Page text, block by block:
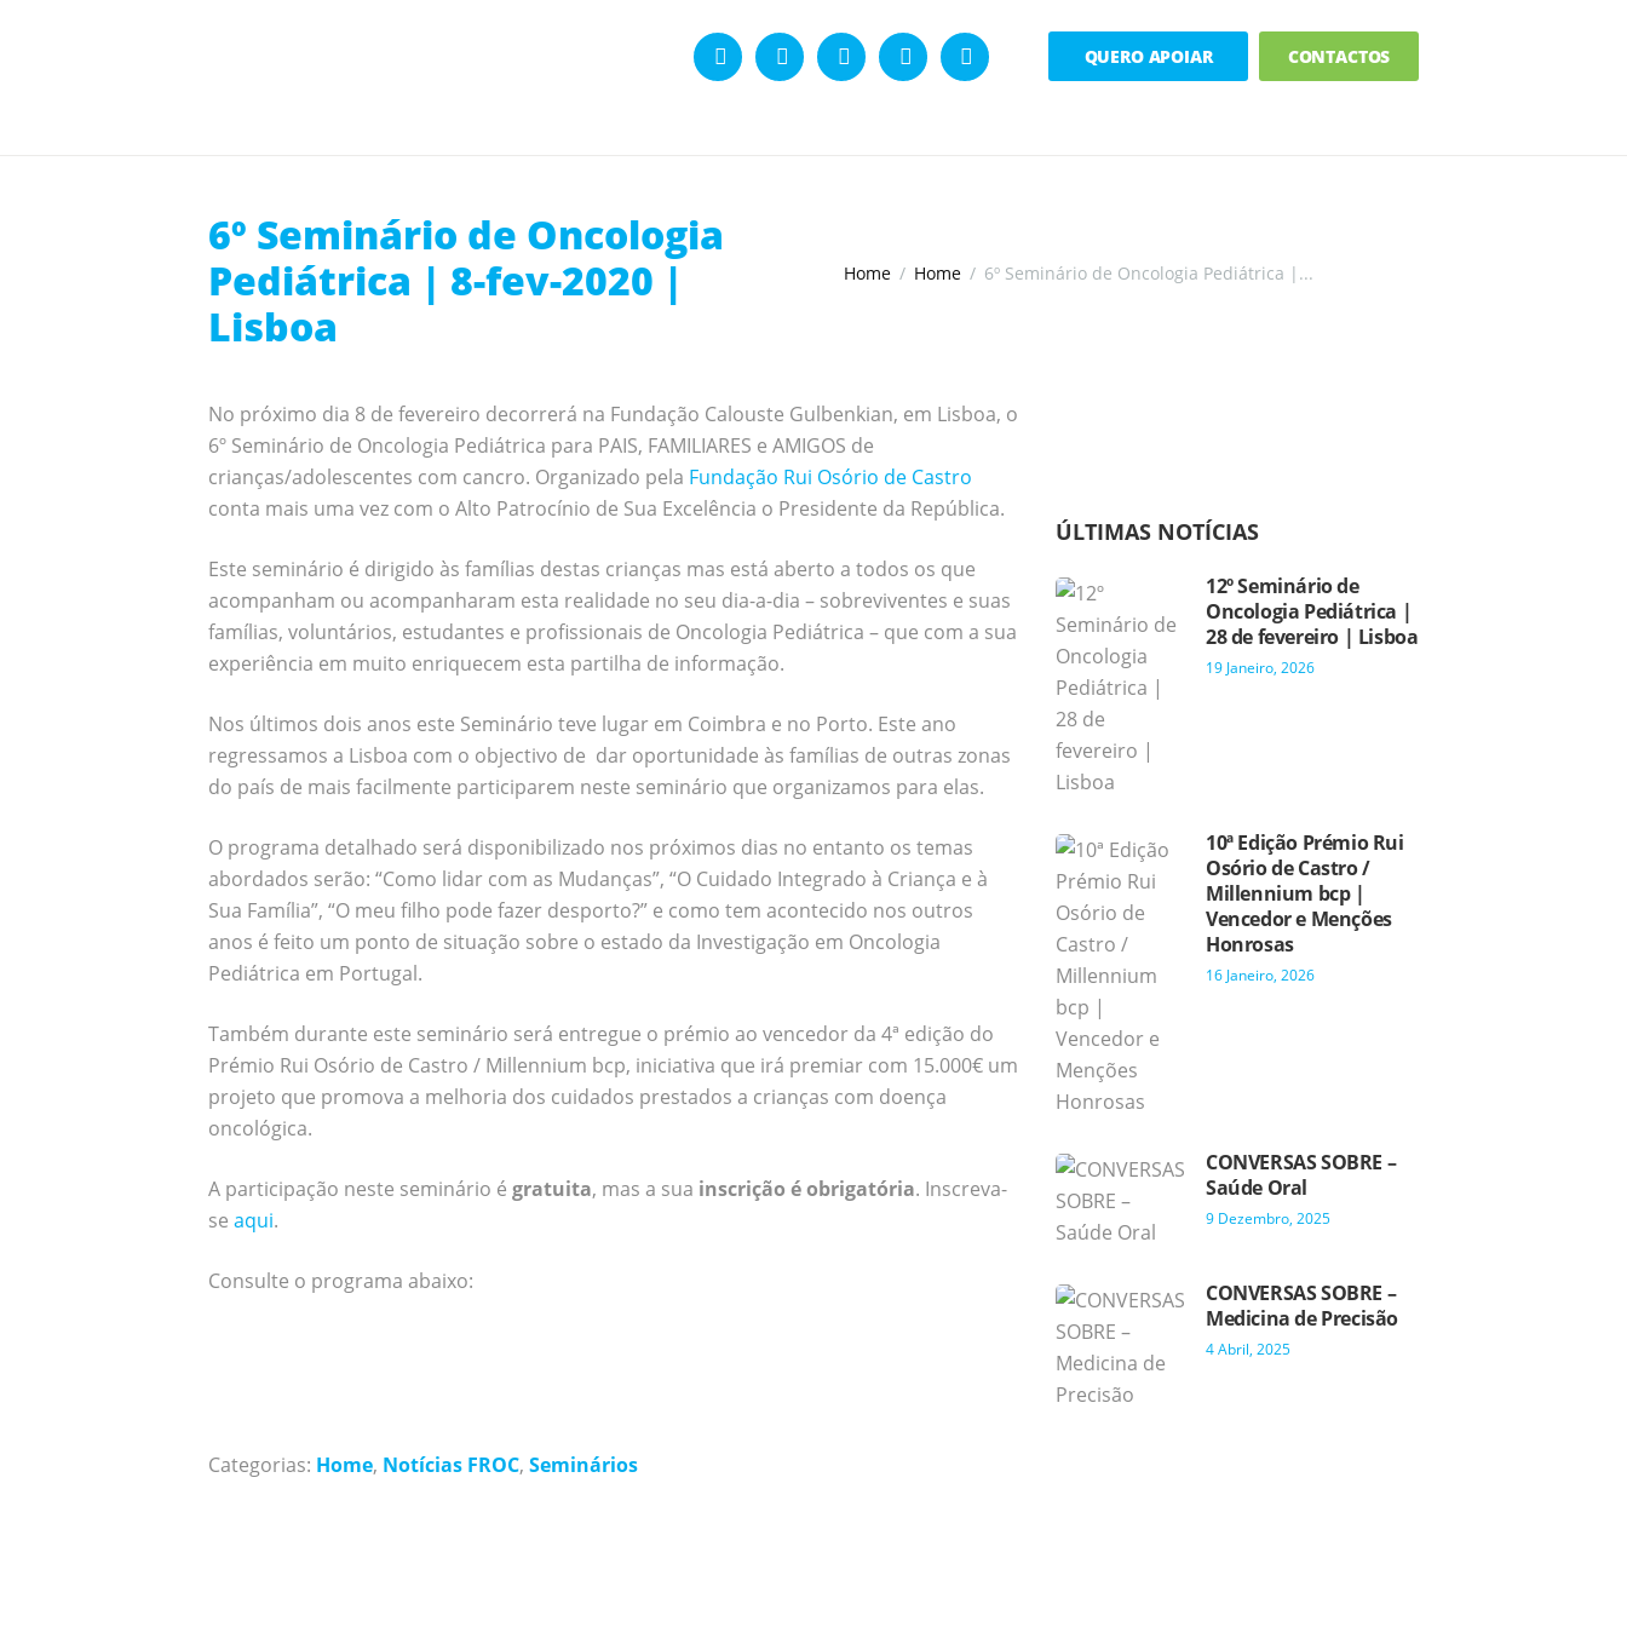
QUERO APOIAR CONTACTOS
6º Seminário de Oncologia
Pediátrica | 8-fev-2020 |
Lisboa
Home Home 6º Seminário de Oncologia Pediátrica |...
No próximo dia 8 de fevereiro decorrerá na Fundação Calouste Gulbenkian, em Lisboa, o
6º Seminário de Oncologia Pediátrica para PAIS, FAMILIARES e AMIGOS de
crianças/adolescentes com cancro. Organizado pela Fundação Rui Osório de Castro
conta mais uma vez com o Alto Patrocínio de Sua Excelência o Presidente da República.
Este seminário é dirigido às famílias destas crianças mas está aberto a todos os que
acompanham ou acompanharam esta realidade no seu dia-a-dia – sobreviventes e suas
famílias, voluntários, estudantes e profissionais de Oncologia Pediátrica – que com a sua
experiência em muito enriquecem esta partilha de informação.
Nos últimos dois anos este Seminário teve lugar em Coimbra e no Porto. Este ano
regressamos a Lisboa com o objectivo de dar oportunidade às famílias de outras zonas
do país de mais facilmente participarem neste seminário que organizamos para elas.
O programa detalhado será disponibilizado nos próximos dias no entanto os temas
abordados serão: “Como lidar com as Mudanças”, “O Cuidado Integrado à Criança e à
Sua Família”, “O meu filho pode fazer desporto?” e como tem acontecido nos outros
anos é feito um ponto de situação sobre o estado da Investigação em Oncologia
Pediátrica em Portugal.
Também durante este seminário será entregue o prémio ao vencedor da 4ª edição do
Prémio Rui Osório de Castro / Millennium bcp, iniciativa que irá premiar com 15.000€ um
projeto que promova a melhoria dos cuidados prestados a crianças com doença
oncológica.
A participação neste seminário é gratuita, mas a sua inscrição é obrigatória. Inscreva-
se aqui.
Consulte o programa abaixo:
Categorias: Home, Notícias FROC, Seminários
ÚLTIMAS NOTÍCIAS
12º Seminário de
Oncologia Pediátrica |
28 de fevereiro | Lisboa
19 Janeiro, 2026
10ª Edição Prémio Rui
Osório de Castro /
Millennium bcp |
Vencedor e Menções
Honrosas
16 Janeiro, 2026
CONVERSAS SOBRE –
Saúde Oral
9 Dezembro, 2025
CONVERSAS SOBRE –
Medicina de Precisão
4 Abril, 2025